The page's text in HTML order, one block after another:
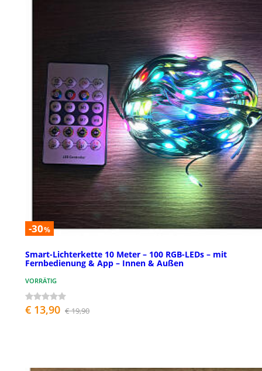
-30%
Smart-Lichterkette 10 Meter – 100 RGB-LEDs – mit
Fernbedienung & App – Innen & Außen
VORRÄTIG
€ 13,90 € 19,90